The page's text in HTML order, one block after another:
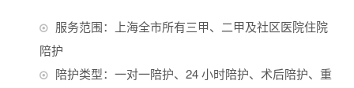
服务范围：上海全市所有三甲、二甲及社区医院住院
陪护
陪护类型：一对一陪护、24 小时陪护、术后陪护、重